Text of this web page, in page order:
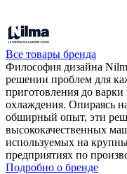
Все товары бренда
Философия дизайна
решении проблем для
приготовления до
охлаждения. Опираясь
обширный опыт, эти
высококачественных
используемых на
предприятиях по
Подробно о бренде